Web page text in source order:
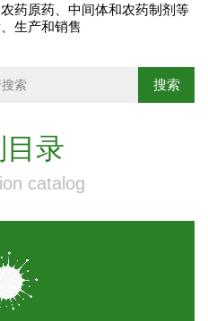
药原药、中间体和农药制剂等
生产和销售
录
catalog